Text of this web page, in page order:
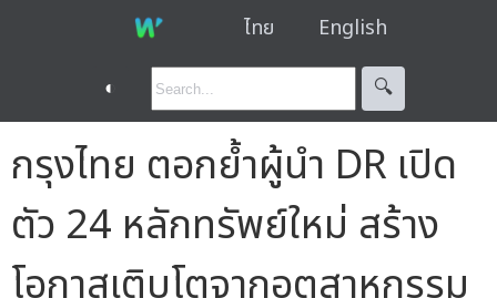
ไทย English
◐ 🔍︎
กรุงไทย ตอกย้ำผู้นำ DR เปิด
ตัว 24 หลักทรัพย์ใหม่ สร้าง
โอกาสเติบโตจากอุตสาหกรรม